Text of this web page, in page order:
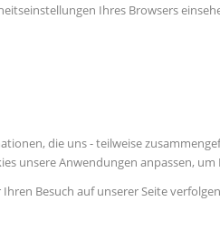
Ihres Browsers
die uns - teilweise
unsere Anwendungen anpassen,
Besuch auf unserer Seite